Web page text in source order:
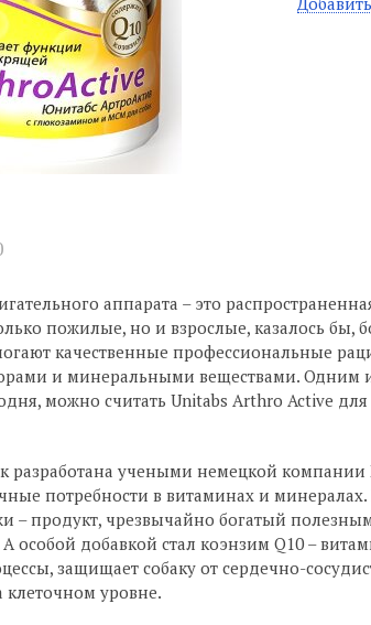
аппарата – это
пожилые, но и взрослые, казалось бы,
качественные профессиональные
и минеральными веществами. Одним
можно считать Unitabs Arthro Active
разработана учеными немецкой компании
потребности в витаминах и
– продукт, чрезвычайно богатый
особой добавкой стал коэнзим Q10 –
защищает собаку от сердечно-
клеточном уровне.